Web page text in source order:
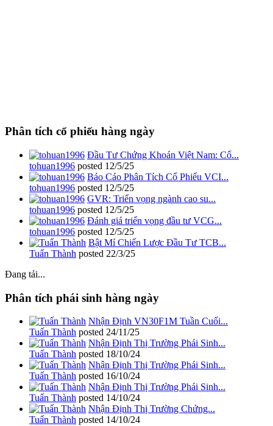
Phân tích cổ phiếu hàng ngày
Đầu Tư Chứng Khoán Việt Nam: Cổ...
tohuan1996 posted 12/5/25
Báo Cáo Phân Tích Cổ Phiếu VCI...
tohuan1996 posted 12/5/25
GVR: Triển vọng ngành cao su...
tohuan1996 posted 12/5/25
Đánh giá triển vọng đầu tư VCG...
tohuan1996 posted 12/5/25
Bật Mí Chiến Lược Đầu Tư TCB...
Tuấn Thành posted 22/3/25
Đang tải...
Phân tích phái sinh hàng ngày
Nhận Định VN30F1M Tuần Cuối...
Tuấn Thành posted 24/11/25
Nhận Định Thị Trường Phái Sinh...
Tuấn Thành posted 18/10/24
Nhận Định Thị Trường Phái Sinh...
Tuấn Thành posted 16/10/24
Nhận Định Thị Trường Phái Sinh...
Tuấn Thành posted 14/10/24
Nhận Định Thị Trường Chứng...
Tuấn Thành posted 14/10/24